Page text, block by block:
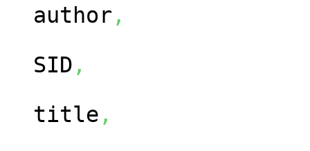
author ,
SID ,
title ,